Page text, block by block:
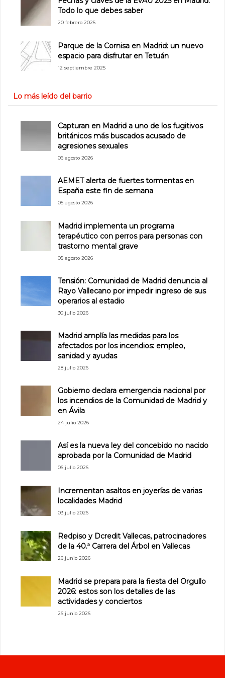
Todo lo que debes saber
20 febrero 2025
Parque de la Cornisa en Madrid: un nuevo
espacio para disfrutar en Tetuán
12 septiembre 2025
Lo más leído del barrio
Capturan en Madrid a uno de los fugitivos
británicos más buscados acusado de
agresiones sexuales
06 agosto 2026
AEMET alerta de fuertes tormentas en
España este fin de semana
05 agosto 2026
Madrid implementa un programa
terapéutico con perros para personas con
trastorno mental grave
05 agosto 2026
Tensión: Comunidad de Madrid denuncia al
Rayo Vallecano por impedir ingreso de sus
operarios al estadio
30 julio 2026
Madrid amplía las medidas para los
afectados por los incendios: empleo,
sanidad y ayudas
28 julio 2026
Gobierno declara emergencia nacional por
los incendios de la Comunidad de Madrid y
en Ávila
24 julio 2026
Así es la nueva ley del concebido no nacido
aprobada por la Comunidad de Madrid
06 julio 2026
Incrementan asaltos en joyerías de varias
localidades Madrid
03 julio 2026
Redpiso y Dcredit Vallecas, patrocinadores
de la 40.ª Carrera del Árbol en Vallecas
26 junio 2026
Madrid se prepara para la fiesta del Orgullo
2026: estos son los detalles de las
actividades y conciertos
26 junio 2026